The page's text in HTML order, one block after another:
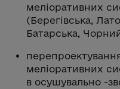
меліоративних
(Берегівська,
Батарська,
меліоративних
в осушувально -